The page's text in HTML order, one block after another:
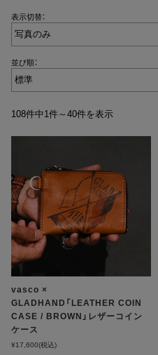
表示切替：
並び順：
108件中1件～40件を表示
vasco ×
GLADHAND「LEATHER COIN
CASE / BROWN」レザーコイン
ケース
¥17,600(税込)